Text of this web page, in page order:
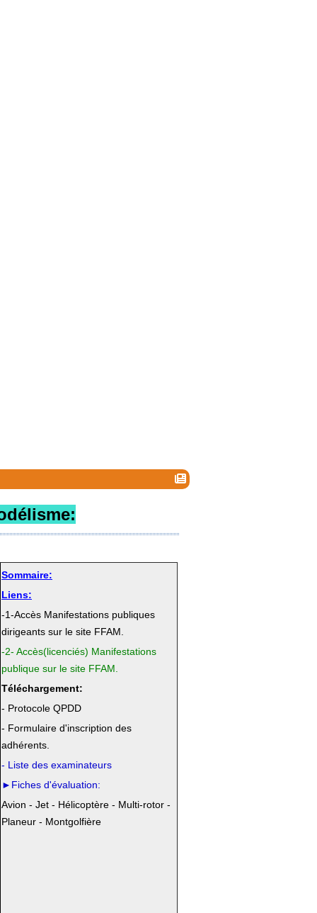
Sommaire:
Liens:
-1-Accès Manifestations publiques
dirigeants sur le site FFAM.
-2- Accès(licenciés) Manifestations
publique sur le site FFAM.
Téléchargement:
- Protocole QPDD
- Formulaire d'inscription des
adhérents.
- Liste des examinateurs
►Fiches d'évaluation:
Avion - Jet - Hélicoptère - Multi-rotor -
Planeur - Montgolfière